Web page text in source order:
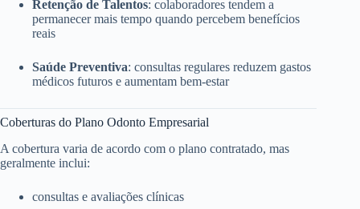
Retenção de Talentos: colaboradores tendem a
permanecer mais tempo quando percebem benefícios
reais
Saúde Preventiva: consultas regulares reduzem gastos
médicos futuros e aumentam bem-estar
Coberturas do Plano Odonto Empresarial
A cobertura varia de acordo com o plano contratado, mas
geralmente inclui:
consultas e avaliações clínicas